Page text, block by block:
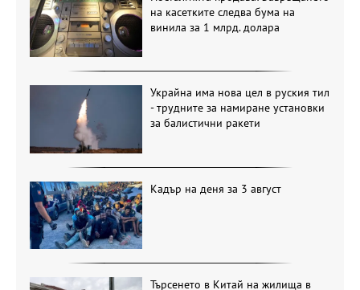
на касетките следва бума на
винила за 1 млрд. долара
Украйна има нова цел в руския тил
- трудните за намиране установки
за балистични ракети
Кадър на деня за 3 август
Търсенето в Китай на жилища в